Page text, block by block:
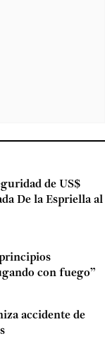
de US$
De la Espriella al
con fuego”
accidente de